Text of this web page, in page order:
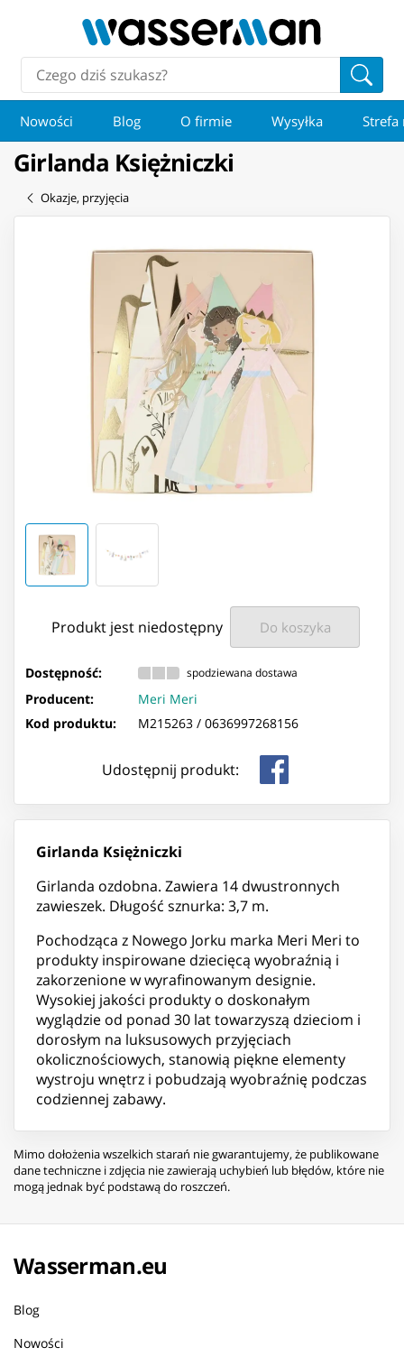
Nowości Blog O firmie Wysyłka Strefa
Girlanda Księżniczki
Okazje, przyjęcia
Produkt jest niedostępny Do koszyka
Dostępność: spodziewana dostawa
Producent:
Meri Meri
Kod produktu:
M215263 / 0636997268156
Udostępnij produkt:
Girlanda Księżniczki
Girlanda ozdobna. Zawiera 14 dwustronnych
zawieszek. Długość sznurka: 3,7 m.
Pochodząca z Nowego Jorku marka Meri Meri to
produkty inspirowane dziecięcą wyobraźnią i
zakorzenione w wyrafinowanym designie.
Wysokiej jakości produkty o doskonałym
wyglądzie od ponad 30 lat towarzyszą dzieciom i
dorosłym na luksusowych przyjęciach
okolicznościowych, stanowią piękne elementy
wystroju wnętrz i pobudzają wyobraźnię podczas
codziennej zabawy.
Mimo dołożenia wszelkich starań nie gwarantujemy, że publikowane
dane techniczne i zdjęcia nie zawierają uchybień lub błędów, które nie
mogą jednak być podstawą do roszczeń.
Wasserman.eu
Blog
Nowości